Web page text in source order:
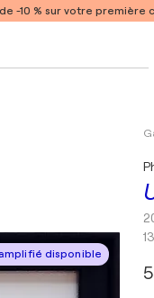
-10 % sur votre première
disponible